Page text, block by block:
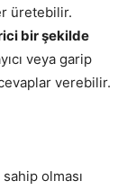
üretebilir.
bir şekilde
veya garip
verebilir.
olması